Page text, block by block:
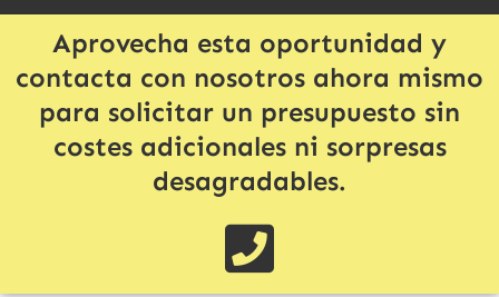
Aprovecha esta oportunidad y
contacta con nosotros ahora mismo
para solicitar un presupuesto sin
costes adicionales ni sorpresas
desagradables.